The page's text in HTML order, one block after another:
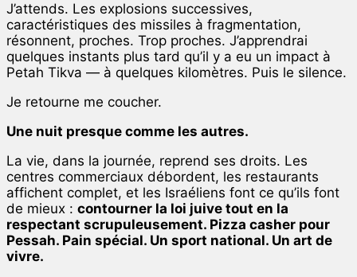
J’attends. Les explosions successives,
caractéristiques des missiles à fragmentation,
résonnent, proches. Trop proches. J’apprendrai
quelques instants plus tard qu’il y a eu un impact à
Petah Tikva — à quelques kilomètres. Puis le silence.
Je retourne me coucher.
Une nuit presque comme les autres.
La vie, dans la journée, reprend ses droits. Les
centres commerciaux débordent, les restaurants
affichent complet, et les Israéliens font ce qu’ils font
de mieux : contourner la loi juive tout en la
respectant scrupuleusement. Pizza casher pour
Pessah. Pain spécial. Un sport national. Un art de
vivre.